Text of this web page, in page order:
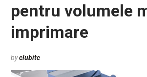
pentru volumele
imprimare
byclubitc